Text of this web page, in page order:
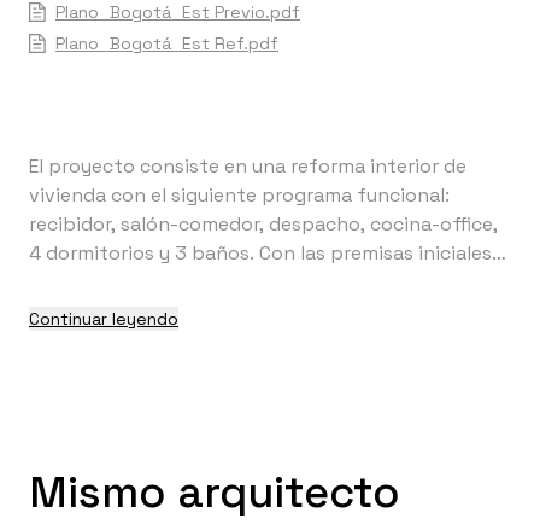
Plano_Bogotá_Est Previo.pdf
Plano_Bogotá_Est Ref.pdf
El proyecto consiste en una reforma interior de
vivienda con el siguiente programa funcional:
recibidor, salón-comedor, despacho, cocina-office,
4 dormitorios y 3 baños. Con las premisas iniciales
estancias de dormitorios y configurar tres baños a
distintas zonas. Las actuaciones dentro de este
espacio, como la disposición de los techos a
Continuar leyendo
Mismo arquitecto